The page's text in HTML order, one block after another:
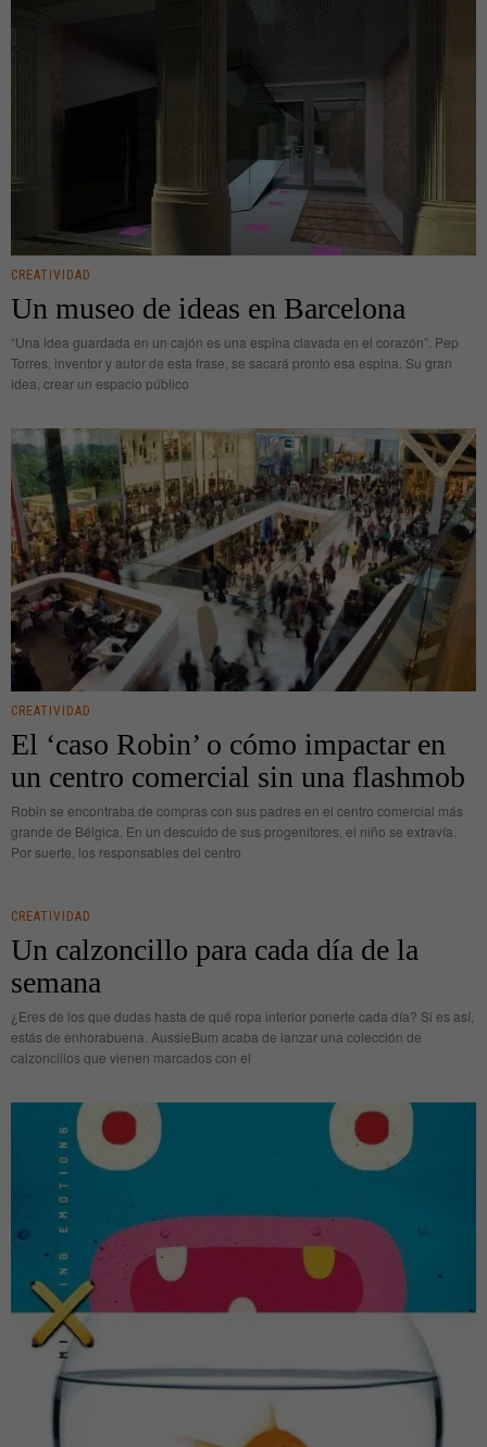
CREATIVIDAD
Un museo de ideas en Barcelona
“Una idea guardada en un cajón es una espina clavada en el corazón”. Pep
Torres, inventor y autor de esta frase, se sacará pronto esa espina. Su gran
idea, crear un espacio público
CREATIVIDAD
El ‘caso Robin’ o cómo impactar en
un centro comercial sin una flashmob
Robin se encontraba de compras con sus padres en el centro comercial más
grande de Bélgica. En un descuido de sus progenitores, el niño se extravía.
Por suerte, los responsables del centro
CREATIVIDAD
Un calzoncillo para cada día de la
semana
¿Eres de los que dudas hasta de qué ropa interior ponerte cada día? Si es así,
estás de enhorabuena. AussieBum acaba de lanzar una colección de
calzoncillos que vienen marcados con el